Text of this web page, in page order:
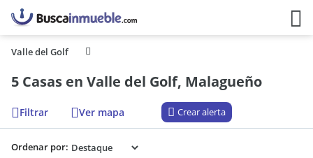
Valle del Golf
5 Casas en Valle del Golf, Malagueño
Filtrar Ver mapa Crear alerta
Ordenar por: